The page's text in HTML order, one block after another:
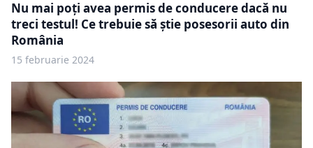
Nu mai poți avea permis de conducere dacă nu
treci testul! Ce trebuie să știe posesorii auto din
România
15 februarie 2024